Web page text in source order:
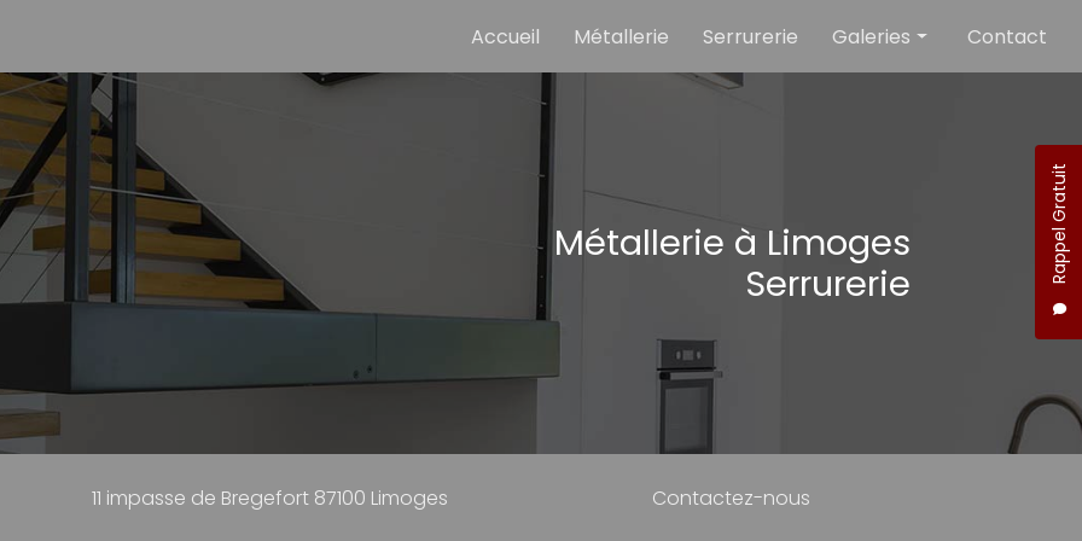
Rappel Gratuit
Accueil
Métallerie Serrurerie Galeries Contact
Métallerie à Limoges
Serrurerie
11 impasse de Bregefort 87100 Limoges Contactez-nous